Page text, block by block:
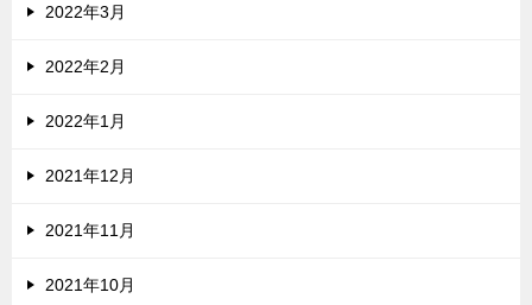
2022年3月
2022年2月
2022年1月
2021年12月
2021年11月
2021年10月